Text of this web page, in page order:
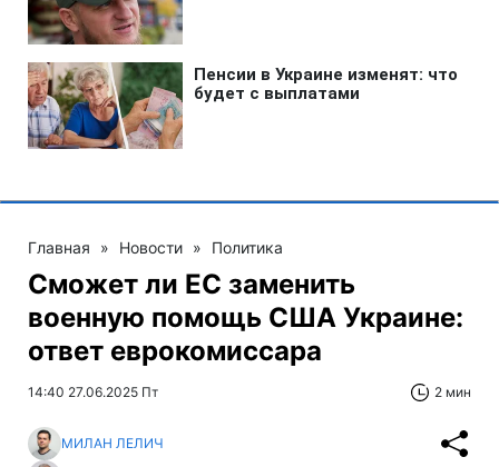
Главная » Новости » Политика
Сможет ли ЕС заменить
военную помощь США Украине:
ответ еврокомиссара
14:40 27.06.2025 Пт 2 мин
МИЛАН ЛЕЛИЧ